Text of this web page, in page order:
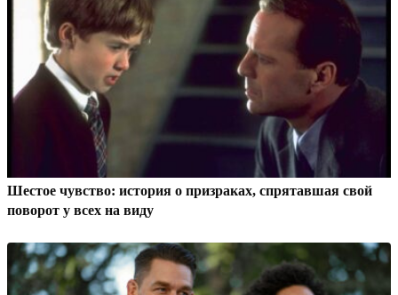
Шестое чувство: история о призраках, спрятавшая свой
поворот у всех на виду